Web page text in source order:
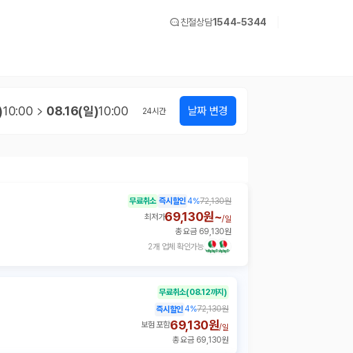
친절상담1544-5344
10:00 08.16(일)10:00 24시간 날짜 변경
2개 업체 확인가능
무료취소 즉시할인 4%72,130원
최저가69,130원~/일
총 요금 69,130원
무료취소(08.12까지)
즉시할인 4%72,130원
보험 포함69,130원/일
총 요금 69,130원